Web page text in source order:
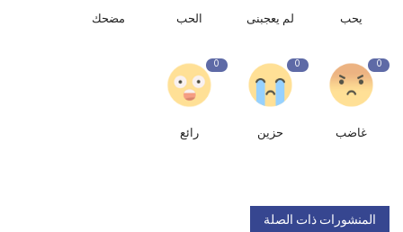
يحب لم يعجبنى الحب مضحك
0
غاضب
0
حزين
0
رائع
المنشورات ذات الصلة